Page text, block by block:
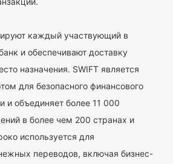
каждый участвующий в
и обеспечивают доставку
назначения. SWIFT является
для безопасного финансового
и объединяет более 11 000
в более чем 200 странах и
используется для
переводов, включая бизнес-